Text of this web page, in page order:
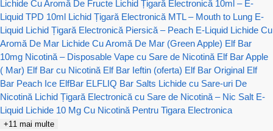
Lichide Cu Aromă De Fructe Lichid Țigară Electronică 10ml – E-
Liquid TPD 10ml Lichid Țigară Electronică MTL – Mouth to Lung E-
Liquid Lichid Țigară Electronică Piersică – Peach E-Liquid Lichide Cu
Aromă De Mar Lichide Cu Aromă De Mar (Green Apple) Elf Bar
10mg Nicotină – Disposable Vape cu Sare de Nicotină Elf Bar Apple
( Mar) Elf Bar cu Nicotină Elf Bar Ieftin (oferta) Elf Bar Original Elf
Bar Peach Ice ElfBar ELFLIQ Bar Salts Lichide cu Sare-uri De
Nicotină Lichid Țigară Electronică cu Sare de Nicotină – Nic Salt E-
Liquid Lichide 10 Mg Cu Nicotină Pentru Tigara Electronica
+11 mai multe